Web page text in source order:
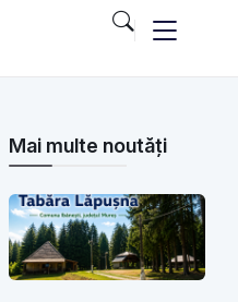
Mai multe noutăți